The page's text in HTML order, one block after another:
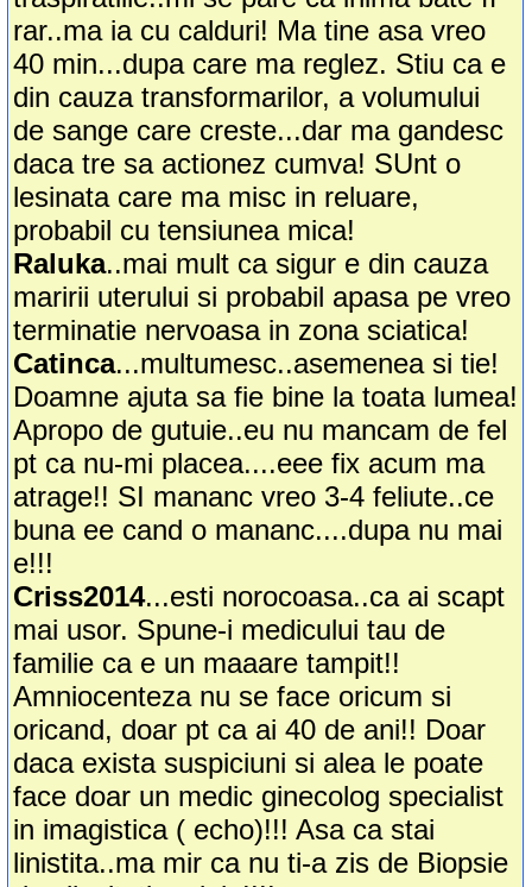
rar..ma ia cu calduri! Ma tine asa vreo
40 min...dupa care ma reglez. Stiu ca e
din cauza transformarilor, a volumului
de sange care creste...dar ma gandesc
daca tre sa actionez cumva! SUnt o
lesinata care ma misc in reluare,
probabil cu tensiunea mica!
Raluka..mai mult ca sigur e din cauza
maririi uterului si probabil apasa pe vreo
terminatie nervoasa in zona sciatica!
Catinca...multumesc..asemenea si tie!
Doamne ajuta sa fie bine la toata lumea!
Apropo de gutuie..eu nu mancam de fel
pt ca nu-mi placea....eee fix acum ma
atrage!! SI mananc vreo 3-4 feliute..ce
buna ee cand o mananc....dupa nu mai
e!!!
Criss2014...esti norocoasa..ca ai scapt
mai usor. Spune-i medicului tau de
familie ca e un maaare tampit!!
Amniocenteza nu se face oricum si
oricand, doar pt ca ai 40 de ani!! Doar
daca exista suspiciuni si alea le poate
face doar un medic ginecolog specialist
in imagistica ( echo)!!! Asa ca stai
linistita..ma mir ca nu ti-a zis de Biopsie